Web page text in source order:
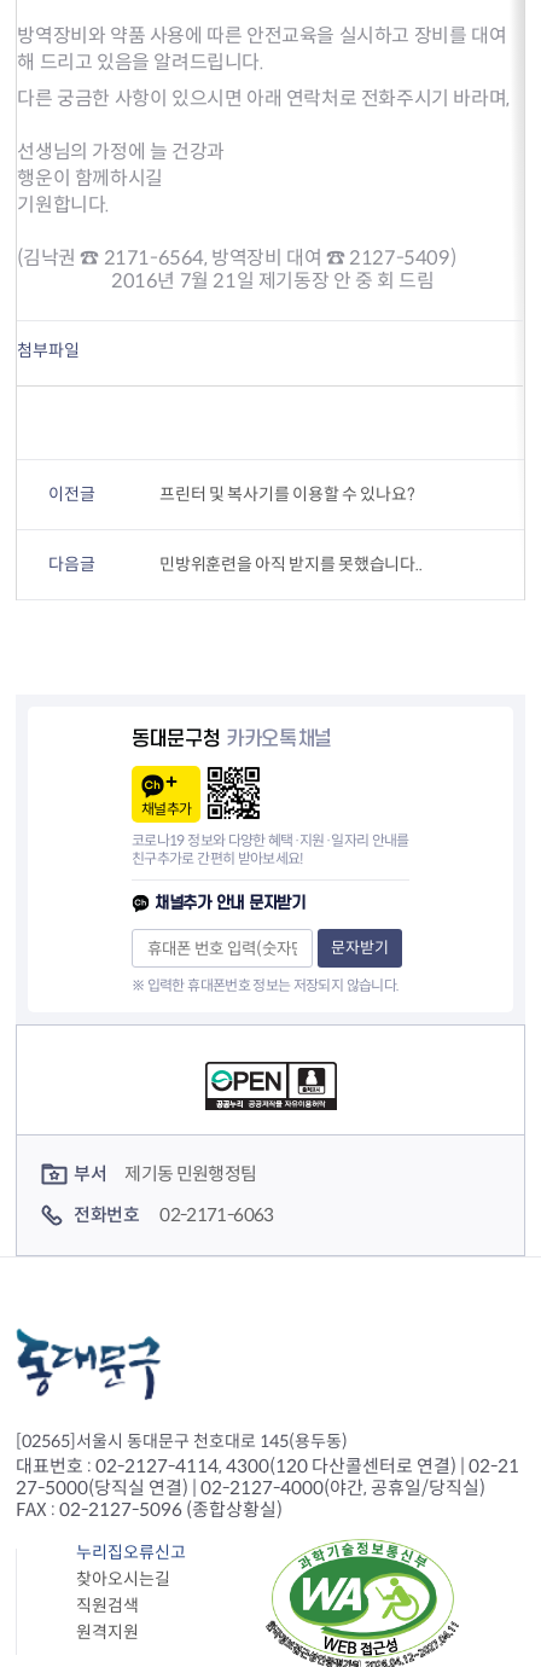
방역장비와 약품 사용에 따른 안전교육을 실시하고 장비를 대여
해 드리고 있음을 알려드립니다.
다른 궁금한 사항이 있으시면 아래 연락처로 전화주시기 바라며,
선생님의 가정에 늘 건강과
행운이 함께하시길
기원합니다.
(김낙권 ☎ 2171-6564, 방역장비 대여 ☎ 2127-5409)
2016년 7월 21일 제기동장 안 중 회 드림
첨부파일
이전글 프린터 및 복사기를 이용할 수 있나요?
다음글 민방위훈련을 아직 받지를 못했습니다..
동대문구청 카카오톡채널
채널추가
코로나19 정보와 다양한 혜택·지원·일자리 안내를
친구추가로 간편히 받아보세요!
채널추가 안내 문자받기
문자받기
※ 입력한 휴대폰번호 정보는 저장되지 않습니다.
부서
제기동 민원행정팀
전화번호
02-2171-6063
[02565]서울시 동대문구 천호대로 145(용두동)
대표번호 : 02-2127-4114, 4300(120 다산콜센터로 연결) | 02-21
27-5000(당직실 연결) | 02-2127-4000(야간, 공휴일/당직실)
FAX : 02-2127-5096 (종합상황실)
누리집오류신고
찾아오시는길
직원검색
원격지원